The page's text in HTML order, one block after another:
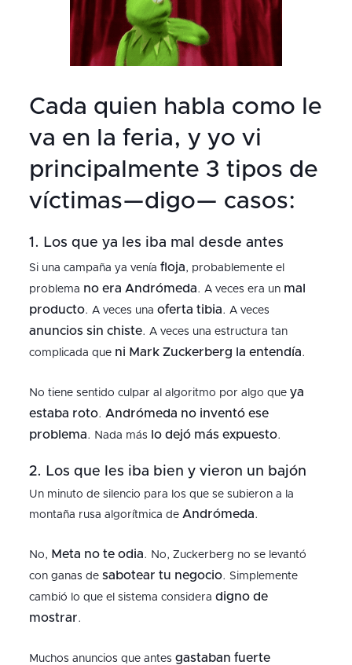
Cada quien habla como le
va en la feria, y yo vi
principalmente 3 tipos de
víctimas—digo— casos:
1. Los que ya les iba mal desde antes
Si una campaña ya venía floja, probablemente el
problema no era Andrómeda. A veces era un mal
producto. A veces una oferta tibia. A veces
anuncios sin chiste. A veces una estructura tan
complicada que ni Mark Zuckerberg la entendía.
No tiene sentido culpar al algoritmo por algo que ya
estaba roto. Andrómeda no inventó ese
problema. Nada más lo dejó más expuesto.
2. Los que les iba bien y vieron un bajón
Un minuto de silencio para los que se subieron a la
montaña rusa algorítmica de Andrómeda.
No, Meta no te odia. No, Zuckerberg no se levantó
con ganas de sabotear tu negocio. Simplemente
cambió lo que el sistema considera digno de
mostrar.
Muchos anuncios que antes gastaban fuerte